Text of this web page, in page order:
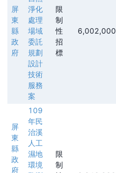
屏
東
縣
政
府
淨化
處理
場域
委託
規劃
設計
技術
服務
案
限
制
性
招
標
6,002,000
屏
東
縣
政
府
109
年民
治溪
人工
濕地
環境
限
制